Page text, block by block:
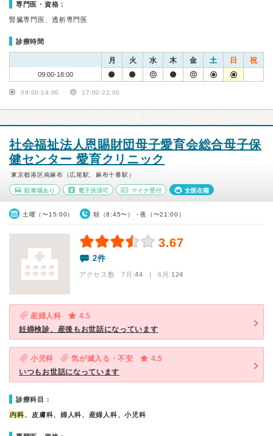
専門医・資格：
腎臓専門医、透析専門医
診療時間
月 火 水 木 金 土 日 祝
09:00-18:00
09:00-14:00 17:00-22:00
社会福祉法人恩賜財団母子愛育会総合母子保
健センター 愛育クリニック
東京都港区南麻布（広尾駅、麻布十番駅）
駐車場あり 電子決済可 マイナ受付 女医在籍
土曜（〜15:00） 朝（8:45〜）・夜（〜21:00）
3.67
2件
アクセス数 7月:44 | 6月:124
産婦人科
4.5
妊婦検診、産後もお世話になっています
小児科 気が滅入る・不安
4.5
いつもお世話になっています
診療科目：
内科、皮膚科、婦人科、産婦人科、小児科